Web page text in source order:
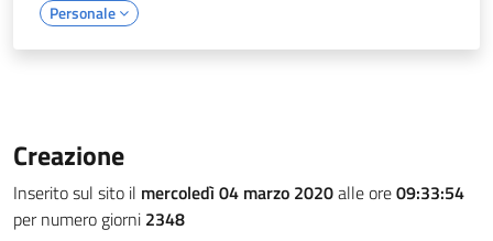
Personale
Creazione
Inserito sul sito il mercoledì 04 marzo 2020alle ore09:33:54
per numero giorni 2348